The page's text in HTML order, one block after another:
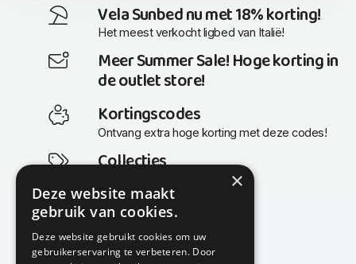
Vela Sunbed nu met 18% korting!
Het meest verkocht ligbed van Italië!
Meer Summer Sale! Hoge korting in
de outlet store!
Kortingscodes
Ontvang extra hoge korting met deze codes!
Collecties
Actuele en populaire collecties
×
Deze website maakt
gebruik van cookies.
Deze website gebruikt cookies om uw
gebruikerservaring te verbeteren. Door